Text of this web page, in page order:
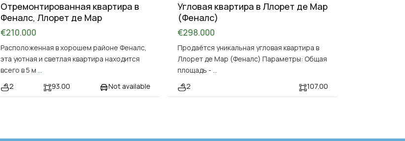
Отремонтированная квартира в
Феналс, Ллорет де Мар
€210.000
Расположенная в хорошем районе Феналс,
эта уютная и светлая квартира находится
всего в 5 м ...
2
93.00 Not available
Угловая квартира в Ллорет де Мар
(Феналс)
€298.000
Продаётся уникальная угловая квартира в
Ллорет де Мар (Феналс) Параметры: Общая
площадь -...
2
107.00